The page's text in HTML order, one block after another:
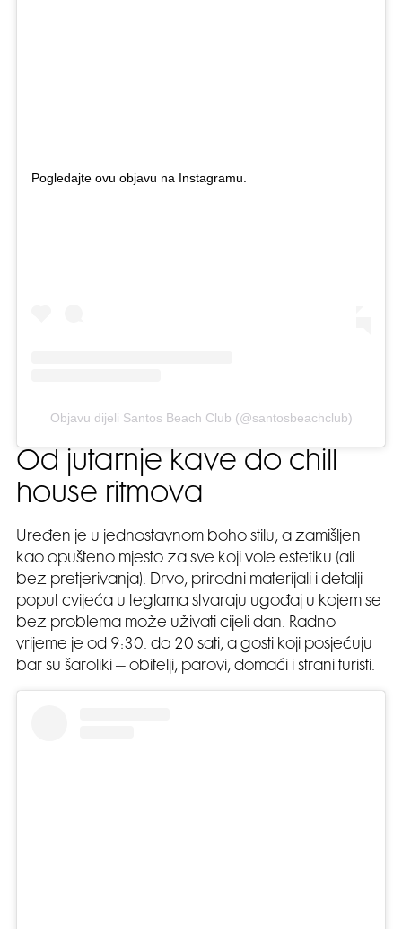
Pogledajte ovu objavu na Instagramu.
Objavu dijeli Santos Beach Club (@santosbeachclub)
Od jutarnje kave do chill
house ritmova
Uređen je u jednostavnom boho stilu, a zamišljen
kao opušteno mjesto za sve koji vole estetiku (ali
bez pretjerivanja). Drvo, prirodni materijali i detalji
poput cvijeća u teglama stvaraju ugođaj u kojem se
bez problema može uživati cijeli dan. Radno
vrijeme je od 9:30. do 20 sati, a gosti koji posjećuju
bar su šaroliki – obitelji, parovi, domaći i strani turisti.